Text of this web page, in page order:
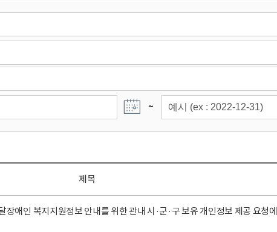
~
제목
장애인 복지지원정보 안내를 위한 관내 시·군·구 보유 개인정보 제공 요청에